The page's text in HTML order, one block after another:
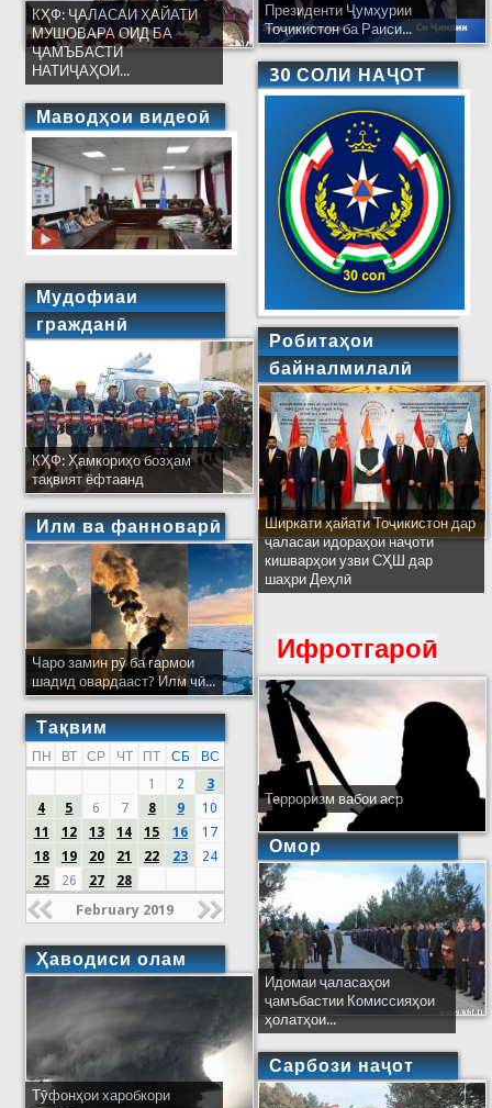
КҲФ: ҶАЛАСАИ ҲАЙАТИ
МУШОВАРА ОИД БА
ҶАМЪБАСТИ
НАТИҶАҲОИ...
Маводҳои видеоӣ
Мудофиаи
гражданӣ
КҲФ: Ҳамкориҳо бозҳам
тақвият ёфтаанд
Илм ва фанноварӣ
Чаро замин рӯ ба гармои
шадид овардааст? Илм чӣ...
Тақвим
ПН ВТ СР ЧТ ПТ СБ
ВС
1
2
3
4
5 6 7 8 9
10
11
12 13 14 15 16
17
18
19 20 21 22 23
24
25
26 27 28
February 2019
Ҳаводиси олам
Тӯфонҳои харобкори
Президенти Ҷумҳурии
Тоҷикистон ба Раиси...
30 СОЛИ НАҶОТ
Робитаҳои
байналмилалӣ
Ширкати ҳайати Тоҷикистон дар
ҷаласаи идораҳои наҷоти
кишварҳои узви СҲШ дар
шаҳри Деҳлӣ
Ифротгароӣ
Терроризм вабои аср
Омор
Идомаи ҷаласаҳои
ҷамъбастии Комиссияҳои
ҳолатҳои...
Сарбози наҷот